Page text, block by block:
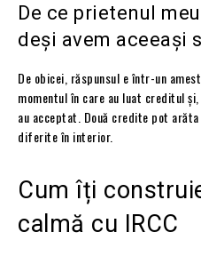
De ce prietenul
deși avem aceeași
De obicei, răspunsul e într-un
momentul în care au luat creditul
au acceptat. Două credite pot
diferite în interior.
Cum îți
calmă cu IRCC